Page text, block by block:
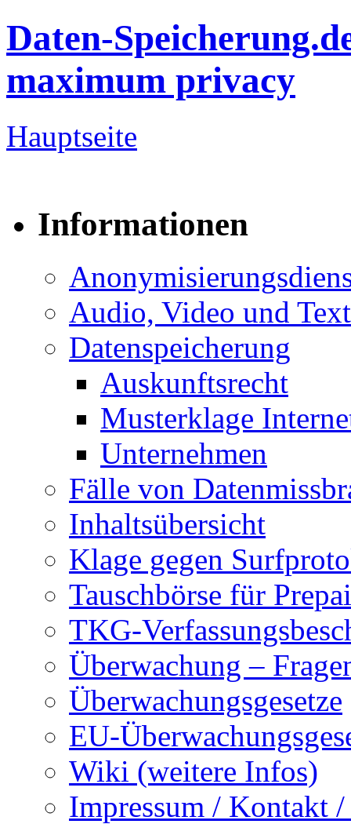
Daten-
maximum privacy
Hauptseite
Informationen
Audio, Video und Text
Datenspeicherung
Auskunftsrecht
Musterklage
Unternehmen
Fälle von
Inhaltsübersicht
Klage gegen
Tauschbörse für
TKG-
Überwachung –
Überwachungsgesetze
EU-
Wiki (weitere Infos)
Impressum / Kontakt